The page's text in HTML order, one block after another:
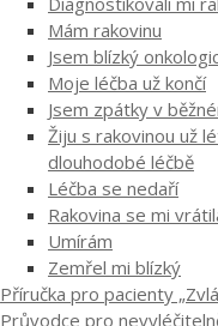
Mám rakovinu
Jsem blízký
Moje léčba už končí
Jsem zpátky v
Žiju s rakovinou už
dlouhodobé léčbě
Léčba se nedaří
Rakovina se mi
Umírám
Zemřel mi blízký
Příručka pro pacienty
Průvodce pro